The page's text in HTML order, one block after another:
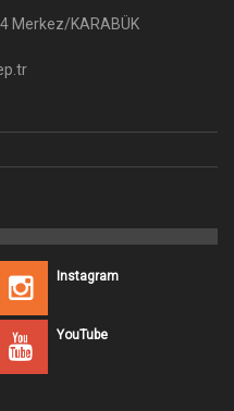
Merkez/KARABÜK
Instagram
YouTube